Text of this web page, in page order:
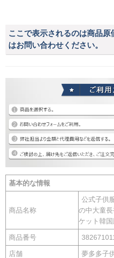
ここで表示されるのは商品
はお問い合わせください。
基本的な情報
商品名称
公式子供
の中大童
ケット韓
商品番号
店舗 夢多多子